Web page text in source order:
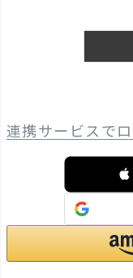
連携サービスで
